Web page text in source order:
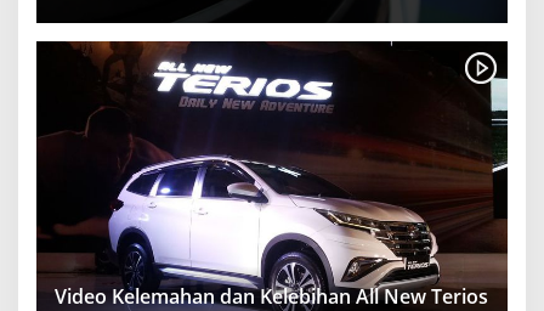
Video Kelemahan dan Kelebihan All New Terios